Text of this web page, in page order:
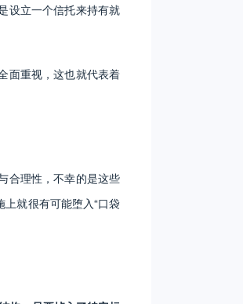
设立一个信托来持有就
面重视，这也就代表着
合理性，不幸的是这些
就很有可能堕入“口袋